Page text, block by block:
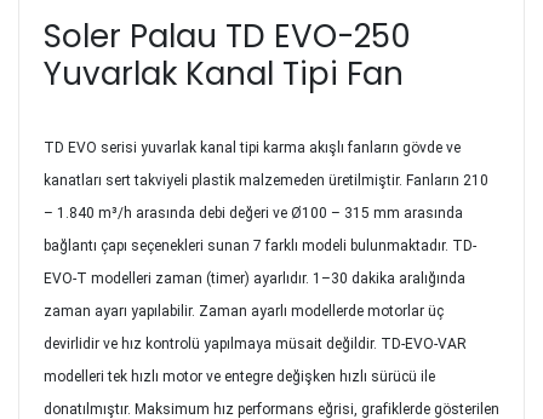
Soler Palau TD EVO-250
Yuvarlak Kanal Tipi Fan
TD EVO serisi yuvarlak kanal tipi karma akışlı fanların gövde ve
kanatları sert takviyeli plastik malzemeden üretilmiştir. Fanların 210
– 1.840 m³/h arasında debi değeri ve Ø100 – 315 mm arasında
bağlantı çapı seçenekleri sunan 7 farklı modeli bulunmaktadır. TD-
EVO-T modelleri zaman (timer) ayarlıdır. 1–30 dakika aralığında
zaman ayarı yapılabilir. Zaman ayarlı modellerde motorlar üç
devirlidir ve hız kontrolü yapılmaya müsait değildir. TD-EVO-VAR
modelleri tek hızlı motor ve entegre değişken hızlı sürücü ile
donatılmıştır. Maksimum hız performans eğrisi, grafiklerde gösterilen